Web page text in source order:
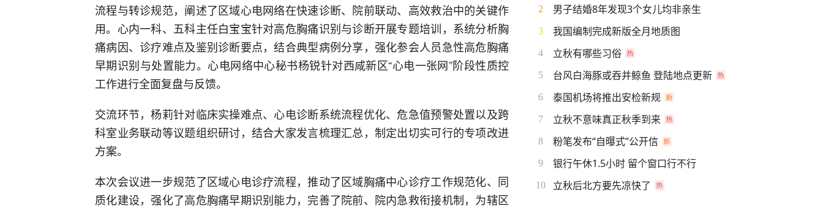
流程与转诊规范，阐述了区域心电网络在快速诊断、院前联动、高效救治中的关键作
用。心内一科、五科主任白宝宝针对高危胸痛识别与诊断开展专题培训，系统分析胸
痛病因、诊疗难点及鉴别诊断要点，结合典型病例分享，强化参会人员急性高危胸痛
早期识别与处置能力。心电网络中心秘书杨锐针对西咸新区“心电一张网”阶段性质控
工作进行全面复盘与反馈。
交流环节，杨莉针对临床实操难点、心电诊断系统流程优化、危急值预警处置以及跨
科室业务联动等议题组织研讨，结合大家发言梳理汇总，制定出切实可行的专项改进
方案。
本次会议进一步规范了区域心电诊疗流程，推动了区域胸痛中心诊疗工作规范化、同
质化建设，强化了高危胸痛早期识别能力，完善了院前、院内急救衔接机制，为辖区
2 男子结婚8年发现3个女儿均非亲生
3 我国编制完成新版全月地质图
4 立秋有哪些习俗
5 台风白海豚或吞并鲸鱼 登陆地点更新
6 泰国机场将推出安检新规
7 立秋不意味真正秋季到来
8 粉笔发布“自曝式”公开信
9 银行午休1.5小时 留个窗口行不行
10 立秋后北方要先凉快了